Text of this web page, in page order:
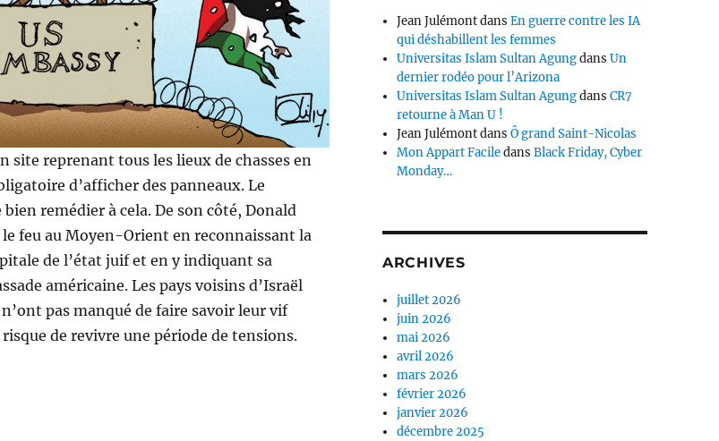
site reprenant tous les lieux de chasses en
d’afficher des panneaux. Le
remédier à cela. De son côté, Donald
feu au Moyen-Orient en reconnaissant la
de l’état juif et en y indiquant sa
américaine. Les pays voisins d’Israël
pas manqué de faire savoir leur vif
de revivre une période de tensions.
Jean JulémontdansEn guerre contre les IA
qui déshabillent les femmes
Universitas Islam Sultan AgungdansUn
dernier rodéo pour l’Arizona
Universitas Islam Sultan AgungdansCR7
retourne à Man U !
Jean JulémontdansÔ grand Saint-Nicolas
Mon Appart FaciledansBlack Friday, Cyber
Monday…
ARCHIVES
juillet 2026
juin 2026
mai 2026
avril 2026
mars 2026
février 2026
janvier 2026
décembre 2025